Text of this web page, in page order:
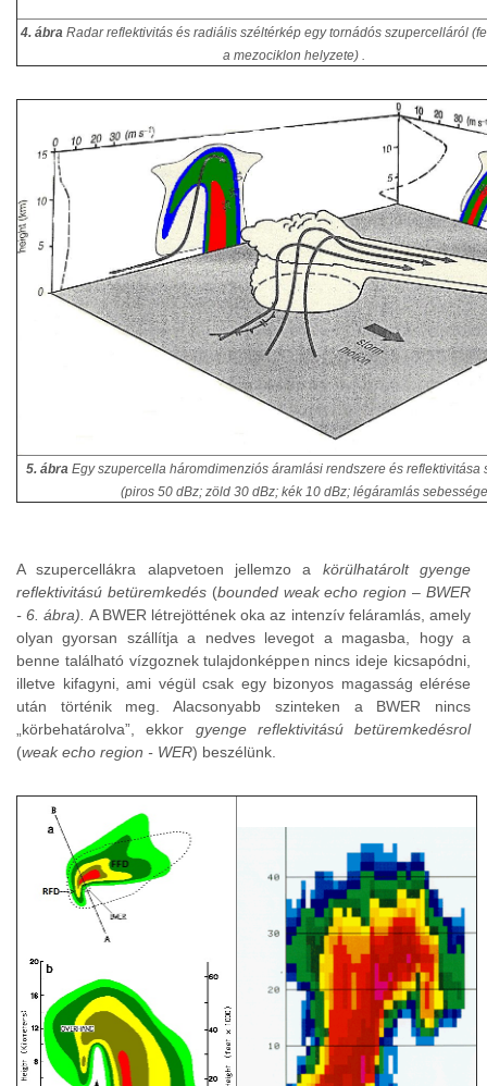
4. ábra Radar reflektivitás és radiális széltérkép egy tornádós szupercelláról
a mezociklon helyzete) .
5. ábra Egy szupercella háromdimenziós áramlási rendszere és reflektivitása
(piros 50 dBz; zöld 30 dBz; kék 10 dBz; légáramlás
A szupercellákra alapvetoen jellemzo a körülhatárolt gyenge
reflektivitású betüremkedés(bounded weak echo region –BWER
- 6. ábra). A BWER létrejöttének oka az intenzív feláramlás, amely
olyan gyorsan szállítja a nedves levegot a magasba, hogy a
benne található vízgoznek tulajdonképpen nincs ideje kicsapódni,
illetve kifagyni, ami végül csak egy bizonyos magasság elérése
után történik meg. Alacsonyabb szinteken a BWER nincs
„körbehatárolva”, ekkor gyenge reflektivitású betüremkedésrol
(weak echo region - WER) beszélünk.